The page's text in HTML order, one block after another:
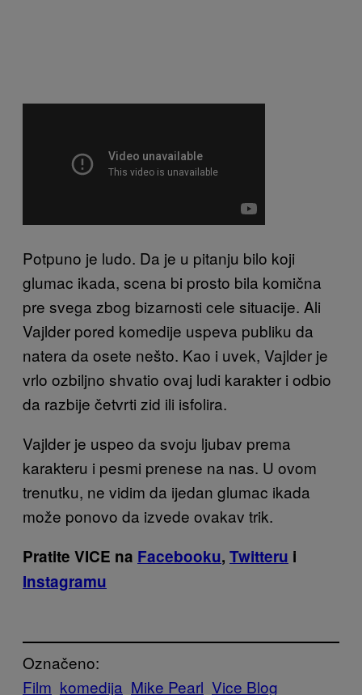
Potpuno je ludo. Da je u pitanju bilo koji
glumac ikada, scena bi prosto bila komična
pre svega zbog bizarnosti cele situacije. Ali
Vajlder pored komedije uspeva publiku da
natera da osete nešto. Kao i uvek, Vajlder je
vrlo ozbiljno shvatio ovaj ludi karakter i odbio
da razbije četvrti zid ili isfolira.
Vajlder je uspeo da svoju ljubav prema
karakteru i pesmi prenese na nas. U ovom
trenutku, ne vidim da ijedan glumac ikada
može ponovo da izvede ovakav trik.
Pratite VICE na Facebooku, Twitteru i
Instagramu
Označeno:
Film komedija Mike Pearl Vice Blog